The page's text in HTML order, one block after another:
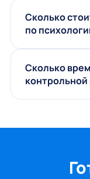
Сколько
по
Сколько